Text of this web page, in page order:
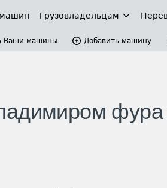
Грузовладельцам
Ваши машины Добавить машину